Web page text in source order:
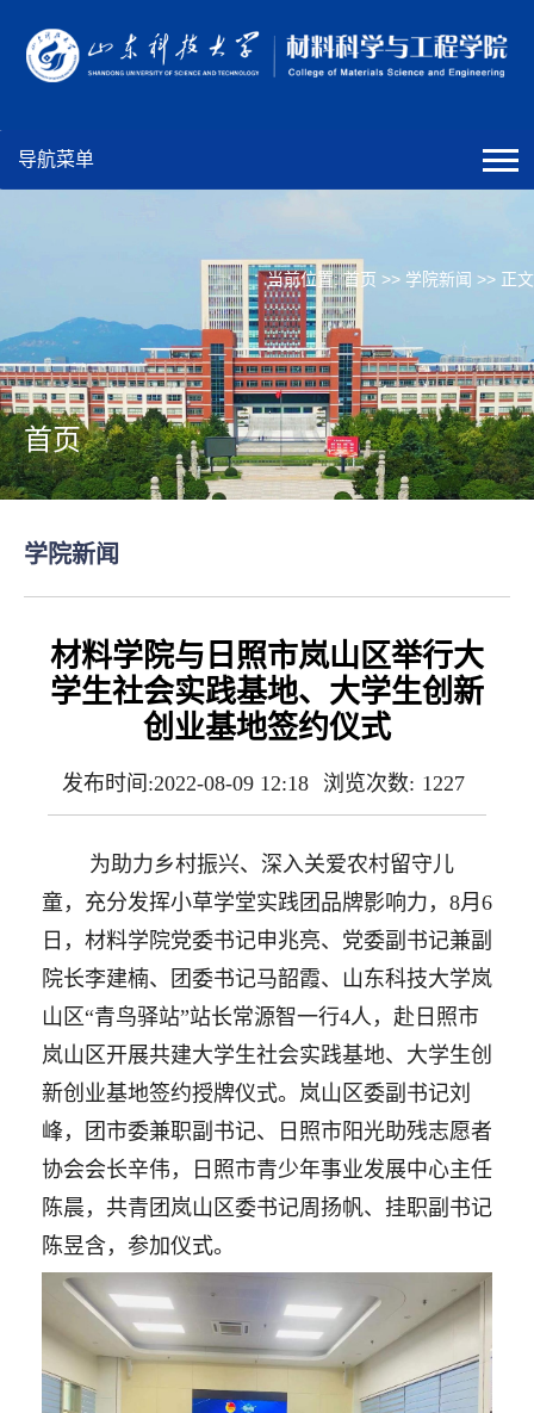
导航菜单
当前位置:首页 >> 学院新闻 >> 正文
首页
学院新闻
材料学院与日照市岚山区举行大
学生社会实践基地、大学生创新
创业基地签约仪式
发布时间:2022-08-09 12:18 浏览次数: 1227
为助力乡村振兴、深入关爱农村留守儿
童，充分发挥小草学堂实践团品牌影响力， 8月6
日，材料学院党委书记申兆亮、党委副书记兼副
院长李建楠、团委书记马韶霞、 山东科技大学岚
山区“青鸟驿站”站长常源智一行4人 ， 赴 日照市
岚山区开展共建大学生社会实践基地、大学生创
新创业基地签约授牌仪式。岚山区委副书记刘
峰，团市委兼职副书记、日照市阳光助残志愿者
协会会长辛伟，日照市青少年事业发展中心主任
陈晨，共青团岚山区委书记周扬帆、挂职副书记
陈昱含，参加仪式。